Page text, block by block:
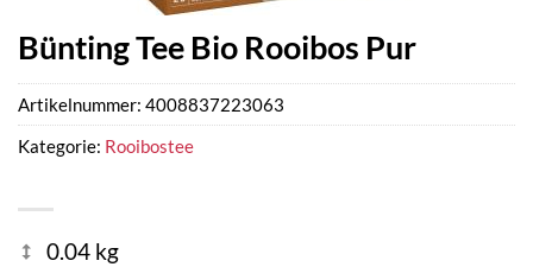
Bünting Tee Bio Rooibos Pur
0.04 kg
Artikelnummer: 4008837223063
Kategorie: Rooibostee